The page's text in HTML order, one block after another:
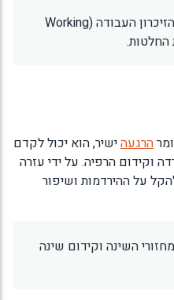
שיפור הזיכרון העבודה (Working
הרגעהישיר, הוא יכול לקדם
וקידום הרפיה. על ידי עזרה
השינה וקידום שינה